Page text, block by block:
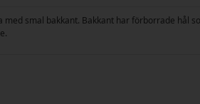
smal bakkant. Bakkant har förborrade hål